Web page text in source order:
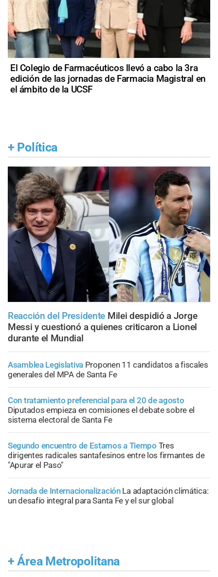
El Colegio de Farmacéuticos llevó a cabo la 3ra
edición de las jornadas de Farmacia Magistral en
el ámbito de la UCSF
+ Política
Reacción del Presidente Milei despidió a Jorge
Messi y cuestionó a quienes criticaron a Lionel
durante el Mundial
Asamblea Legislativa Proponen 11 candidatos a fiscales
generales del MPA de Santa Fe
Con tratamiento preferencial para el 20 de agosto
Diputados empieza en comisiones el debate sobre el
sistema electoral de Santa Fe
Segundo encuentro de Estamos a Tiempo Tres
dirigentes radicales santafesinos entre los firmantes de
"Apurar el Paso"
Jornada de Internacionalización La adaptación climática:
un desafío integral para Santa Fe y el sur global
+ Área Metropolitana